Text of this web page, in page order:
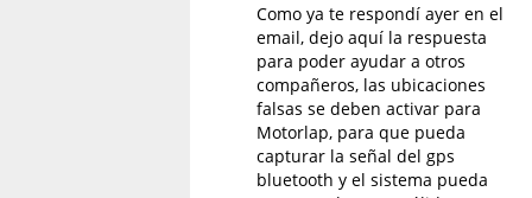
Como ya te respondí ayer en el
email, dejo aquí la respuesta
para poder ayudar a otros
compañeros, las ubicaciones
falsas se deben activar para
Motorlap, para que pueda
capturar la señal del gps
bluetooth y el sistema pueda